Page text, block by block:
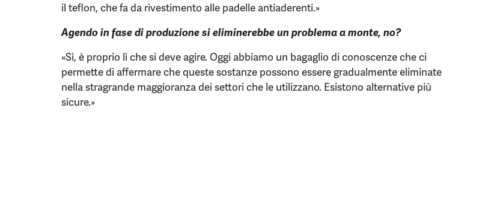
il teflon, che fa da rivestimento alle padelle antiaderenti.»
Agendo in fase di produzione si eliminerebbe un problema a monte, no?
«Sì, è proprio lì che si deve agire. Oggi abbiamo un bagaglio di conoscenze che ci
permette di affermare che queste sostanze possono essere gradualmente eliminate
nella stragrande maggioranza dei settori che le utilizzano. Esistono alternative più
sicure.»